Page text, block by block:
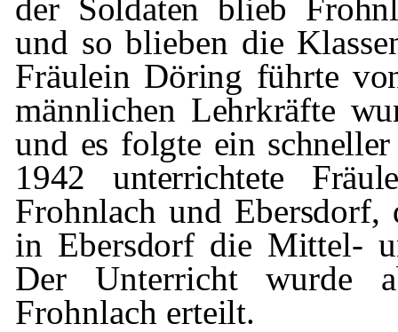
der Soldaten blieb
und so blieben die
Fräulein Döring führte
männlichen Lehrkräfte
und es folgte ein
1942 unterrichtete
Frohnlach und
in Ebersdorf die Mittel-
Der Unterricht wurde
Frohnlach erteilt.